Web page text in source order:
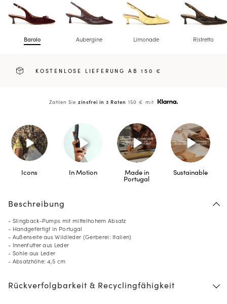
Barolo Aubergine Limonade Ristretto
KOSTENLOSE LIEFERUNG AB 150 €
Zahlen Siezinsfrei in 3 Raten 150 € mit
Icons In Motion Made in
Portugal
Sustainable
Beschreibung
- Slingback-Pumps mit mittelhohem Absatz
- Handgefertigt in Portugal
- Außenseite aus Wildleder (Gerberei: Italien)
- Innenfutter aus Leder
- Sohle aus Leder
- Absatzhöhe: 4,5 cm
Rückverfolgbarkeit & Recyclingfähigkeit
10
auf Ihre erste Bestellung,
wenn Sie den Newsletter abonnieren